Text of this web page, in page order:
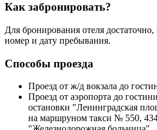
Как забронировать?
Для бронирования отеля
номер и дату пребывания.
Способы проезда
Проезд от ж/д вокзала до
Проезд от аэропорта до
остановки "Ленинградская
на маршруном такси № 550,